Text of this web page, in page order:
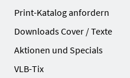
Print-Katalog anfordern
Downloads Cover / Texte
Aktionen und Specials
VLB-Tix